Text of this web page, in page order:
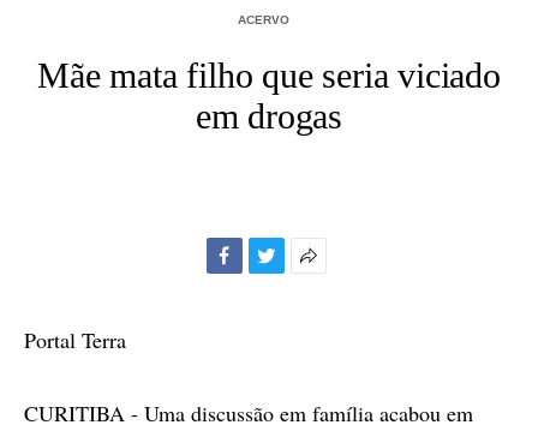
ACERVO
Mãe mata filho que seria viciado
em drogas
Portal Terra
CURITIBA - Uma discussão em família acabou em